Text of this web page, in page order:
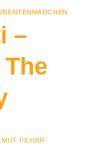
–
PILHAR